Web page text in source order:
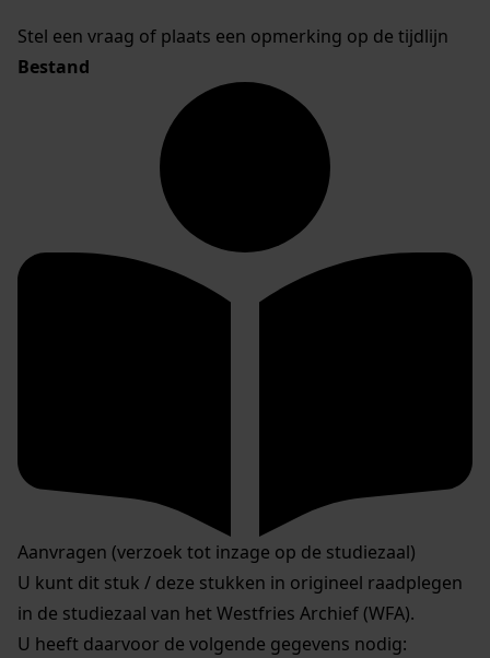
Stel een vraag of plaats een opmerking op de tijdlijn
Bestand
Aanvragen (verzoek tot inzage op de studiezaal)
U kunt dit stuk / deze stukken in origineel raadplegen
in de studiezaal van het Westfries Archief (WFA).
U heeft daarvoor de volgende gegevens nodig: